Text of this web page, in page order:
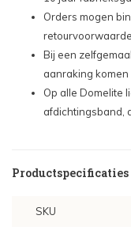
Dagmaat
Dagmaat
Dagmaat
Orders mogen
Bij een
aanraking
Op alle Domelite
afdichtingsband,
Productspecificaties
SKU